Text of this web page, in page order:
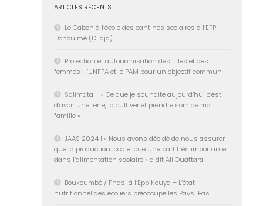
ARTICLES RÉCENTS
Le Gabon à l’école des cantines scolaires à l’EPP
Dohouimè (Djidja)
Protection et autonomisation des filles et des
femmes : l’UNFPA et le PAM pour un objectif commun
Salimata – « Ce que je souhaite aujourd’hui c’est
d’avoir une terre, la cultiver et prendre soin de ma
famille »
JAAS 2024 | « Nous avons décidé de nous assurer
que la production locale joue une part très importante
dans l’alimentation scolaire » a dit Ali Ouattara
Boukoumbé / Pnasi à l’Epp Kouya – L’état
nutritionnel des écoliers préoccupe les Pays-Bas